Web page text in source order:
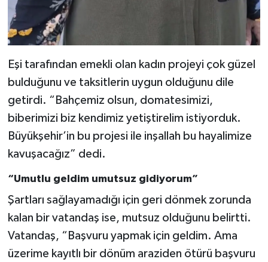
Eşi tarafından emekli olan kadın projeyi çok güzel
bulduğunu ve taksitlerin uygun olduğunu dile
getirdi. “Bahçemiz olsun, domatesimizi,
biberimizi biz kendimiz yetiştirelim istiyorduk.
Büyükşehir’in bu projesi ile inşallah bu hayalimize
kavuşacağız” dedi.
“Umutlu geldim umutsuz gidiyorum”
Şartları sağlayamadığı için geri dönmek zorunda
kalan bir vatandaş ise, mutsuz olduğunu belirtti.
Vatandaş, “Başvuru yapmak için geldim. Ama
üzerime kayıtlı bir dönüm araziden ötürü başvuru